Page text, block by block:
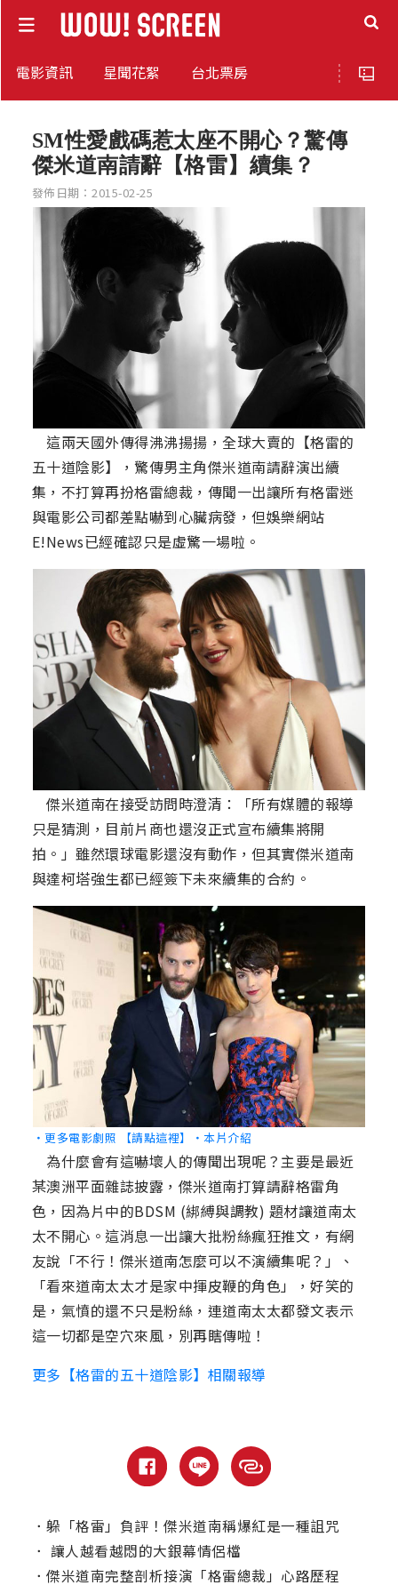
電影資訊 星聞花絮 台北票房
SM性愛戲碼惹太座不開心？驚傳
傑米道南請辭【格雷】續集？
發佈日期：2015-02-25
這兩天國外傳得沸沸揚揚，全球大賣的【格雷的
五十道陰影】，驚傳男主角傑米道南請辭演出續
集，不打算再扮格雷總裁，傳聞一出讓所有格雷迷
與電影公司都差點嚇到心臟病發，但娛樂網站
E!News已經確認只是虛驚一場啦。
傑米道南在接受訪問時澄清：「所有媒體的報導
只是猜測，目前片商也還沒正式宣布續集將開
拍。」雖然環球電影還沒有動作，但其實傑米道南
與達柯塔強生都已經簽下未來續集的合約。
‧更多電影劇照 【請點這裡】 ‧本片介紹
為什麼會有這嚇壞人的傳聞出現呢？主要是最近
某澳洲平面雜誌披露，傑米道南打算請辭格雷角
色，因為片中的BDSM (綁縛與調教) 題材讓道南太
太不開心。這消息一出讓大批粉絲瘋狂推文，有網
友說「不行！傑米道南怎麼可以不演續集呢？」、
「看來道南太太才是家中揮皮鞭的角色」，好笑的
是，氣憤的還不只是粉絲，連道南太太都發文表示
這一切都是空穴來風，別再瞎傳啦！
更多【格雷的五十道陰影】相關報導
． 躲「格雷」負評！傑米道南稱爆紅是一種詛咒
． 讓人越看越悶的大銀幕情侶檔
． 傑米道南完整剖析接演「格雷總裁」心路歷程